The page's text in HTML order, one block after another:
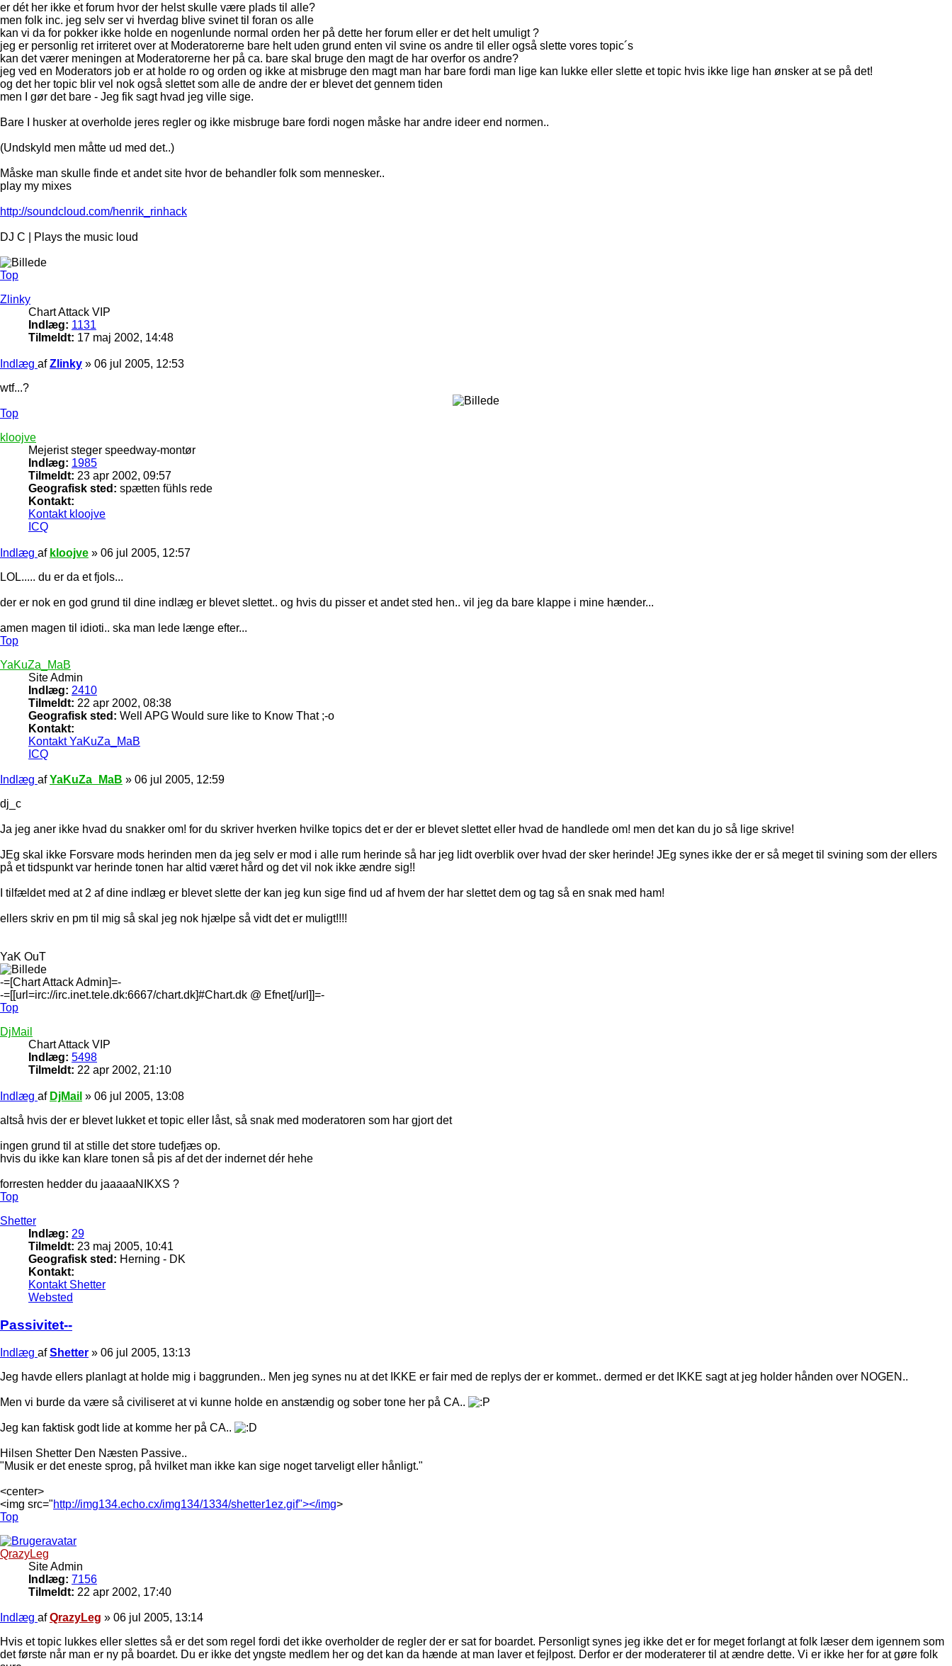
er dét her ikke et forum hvor der helst skulle være plads til alle?
men folk inc. jeg selv ser vi hverdag blive svinet til foran os alle
kan vi da for pokker ikke holde en nogenlunde normal orden her på dette her forum eller er det helt umuligt ?
jeg er personlig ret irriteret over at Moderatorerne bare helt uden grund enten vil svine os andre til eller også slette vores topic´s
kan det værer meningen at Moderatorerne her på ca. bare skal bruge den magt de har overfor os andre?
jeg ved en Moderators job er at holde ro og orden og ikke at misbruge den magt man har bare fordi man lige kan lukke eller slette et topic hvis ikke lige han ønsker at se på det!
og det her topic blir vel nok også slettet som alle de andre der er blevet det gennem tiden
men I gør det bare - Jeg fik sagt hvad jeg ville sige.
Bare I husker at overholde jeres regler og ikke misbruge bare fordi nogen måske har andre ideer end normen..
(Undskyld men måtte ud med det..)
Måske man skulle finde et andet site hvor de behandler folk som mennesker..
play my mixes
http://soundcloud.com/henrik_rinhack
DJ C | Plays the music loud
Top
Zlinky
Chart Attack VIP
Indlæg: 1131
Tilmeldt: 17 maj 2002, 14:48
Indlæg afZlinky » 06 jul 2005, 12:53
wtf...?
Top
kloojve
Mejerist steger speedway-montør
Indlæg: 1985
Tilmeldt: 23 apr 2002, 09:57
Geografisk sted: spætten fühls rede
Kontakt:
Kontakt kloojve
ICQ
Indlæg af kloojve » 06 jul 2005, 12:57
LOL..... du er da et fjols...
der er nok en god grund til dine indlæg er blevet slettet.. og hvis du pisser et andet sted hen.. vil jeg da bare klappe i mine hænder...
amen magen til idioti.. ska man lede længe efter...
Top
YaKuZa_MaB
Site Admin
Indlæg: 2410
Tilmeldt: 22 apr 2002, 08:38
Geografisk sted: Well APG Would sure like to Know That ;-o
Kontakt:
Kontakt YaKuZa_MaB
ICQ
Indlæg af YaKuZa_MaB » 06 jul 2005, 12:59
dj_c
Ja jeg aner ikke hvad du snakker om! for du skriver hverken hvilke topics det er der er blevet slettet eller hvad de handlede om! men det kan du jo så lige skrive!
JEg skal ikke Forsvare mods herinden men da jeg selv er mod i alle rum herinde så har jeg lidt overblik over hvad der sker herinde! JEg synes ikke der er så meget til svining som der ellers
på et tidspunkt var herinde tonen har altid været hård og det vil nok ikke ændre sig!!
I tilfældet med at 2 af dine indlæg er blevet slette der kan jeg kun sige find ud af hvem der har slettet dem og tag så en snak med ham!
ellers skriv en pm til mig så skal jeg nok hjælpe så vidt det er muligt!!!!
YaK OuT
-=[Chart Attack Admin]=-
-=[[url=irc://irc.inet.tele.dk:6667/chart.dk]#Chart.dk @ Efnet[/url]]=-
Top
DjMail
Chart Attack VIP
Indlæg: 5498
Tilmeldt: 22 apr 2002, 21:10
Indlæg af DjMail » 06 jul 2005, 13:08
altså hvis der er blevet lukket et topic eller låst, så snak med moderatoren som har gjort det
ingen grund til at stille det store tudefjæs op.
hvis du ikke kan klare tonen så pis af det der indernet dér hehe
forresten hedder du jaaaaaNIKXS ?
Top
Shetter
Indlæg: 29
Tilmeldt: 23 maj 2005, 10:41
Geografisk sted: Herning - DK
Kontakt:
Kontakt Shetter
Websted
Passivitet--
Indlæg afShetter » 06 jul 2005, 13:13
Jeg havde ellers planlagt at holde mig i baggrunden.. Men jeg synes nu at det IKKE er fair med de replys der er kommet.. dermed er det IKKE sagt at jeg holder hånden over NOGEN..
Men vi burde da være så civiliseret at vi kunne holde en anstændig og sober tone her på CA..
Jeg kan faktisk godt lide at komme her på CA..
Hilsen Shetter Den Næsten Passive..
"Musik er det eneste sprog, på hvilket man ikke kan sige noget tarveligt eller hånligt."
<center>
<img src="http://img134.echo.cx/img134/1334/shetter1ez.gif"></img>
Top
QrazyLeg
Site Admin
Indlæg: 7156
Tilmeldt: 22 apr 2002, 17:40
Indlæg afQrazyLeg » 06 jul 2005, 13:14
Hvis et topic lukkes eller slettes så er det som regel fordi det ikke overholder de regler der er sat for boardet. Personligt synes jeg ikke det er for meget forlangt at folk læser dem igennem som
det første når man er ny på boardet. Du er ikke det yngste medlem her og det kan da hænde at man laver et fejlpost. Derfor er der moderaterer til at ændre dette. Vi er ikke her for at gøre folk